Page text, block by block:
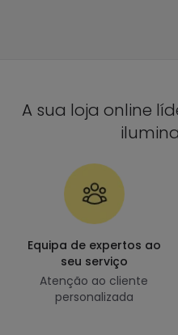
A sua loja online
Equipa de expertos ao
seu serviço
Atenção ao cliente
personalizada